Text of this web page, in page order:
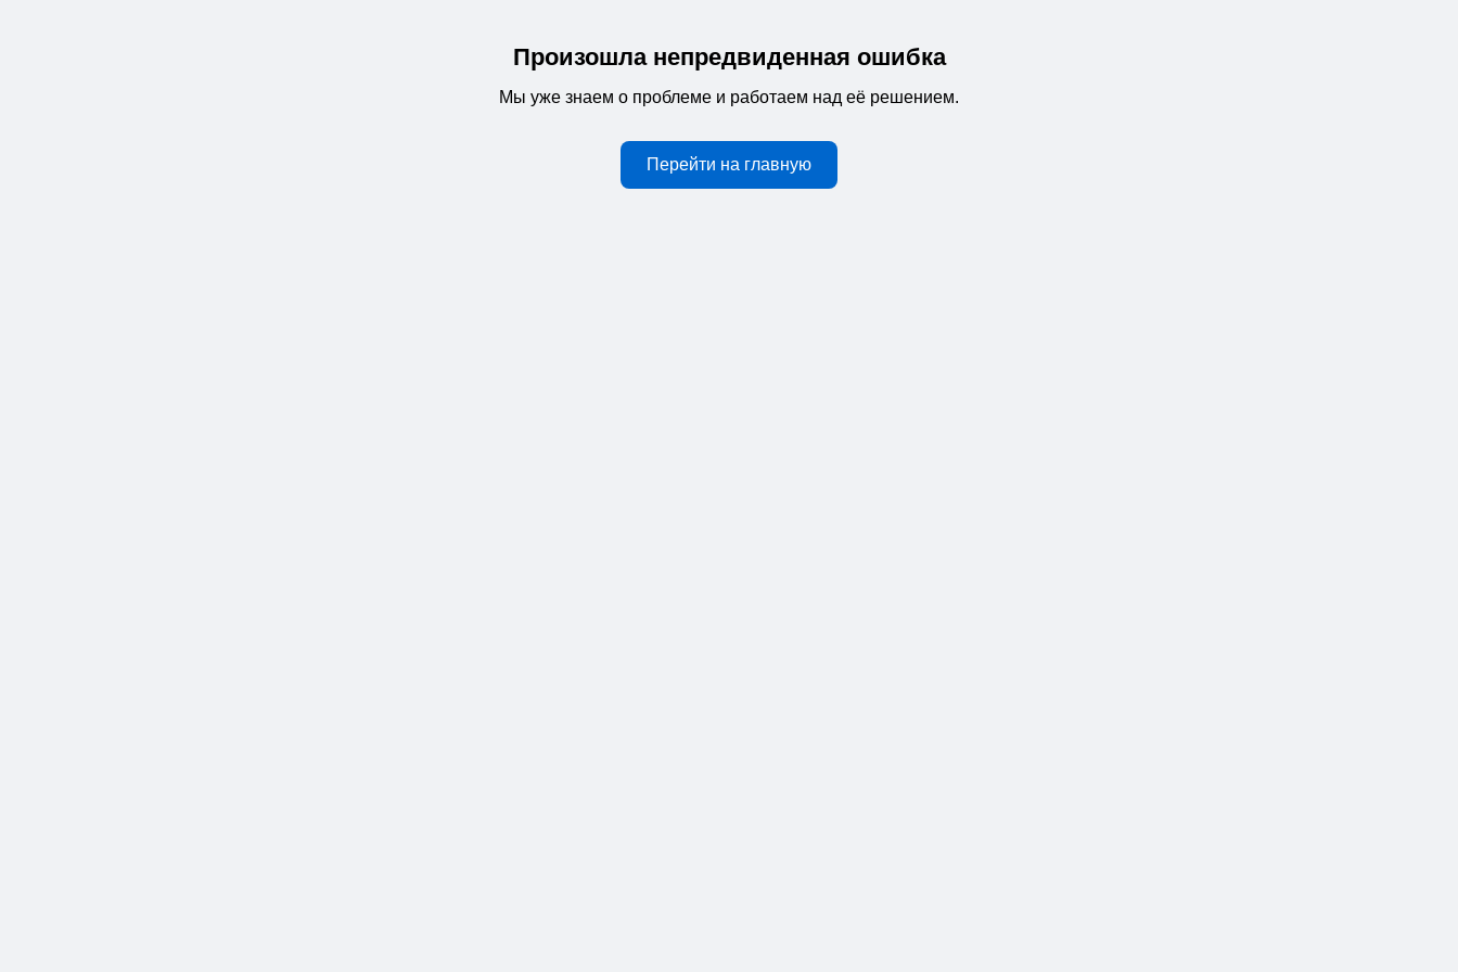
Произошла непредвиденная ошибка
Мы уже знаем о проблеме и работаем над её решением.
Перейти на главную